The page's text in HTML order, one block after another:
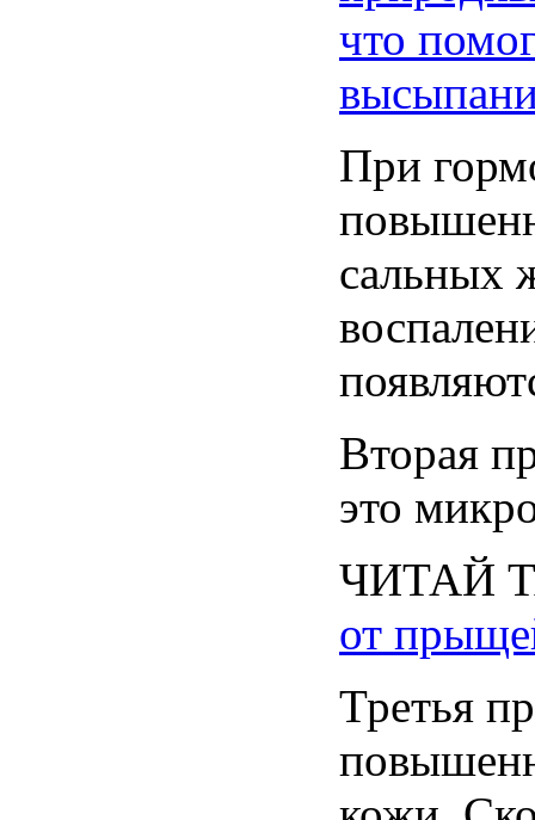
что
При
сальных
Вторая
это
ЧИТАЙ
от
Третья